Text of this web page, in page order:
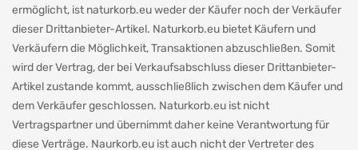
ermöglicht, ist naturkorb.eu weder der Käufer noch der Verkäufer
dieser Drittanbieter-Artikel. Naturkorb.eu bietet Käufern und
Verkäufern die Möglichkeit, Transaktionen abzuschließen. Somit
wird der Vertrag, der bei Verkaufsabschluss dieser Drittanbieter-
Artikel zustande kommt, ausschließlich zwischen dem Käufer und
dem Verkäufer geschlossen. Naturkorb.eu ist nicht
Vertragspartner und übernimmt daher keine Verantwortung für
diese Verträge. Naurkorb.eu ist auch nicht der Vertreter des